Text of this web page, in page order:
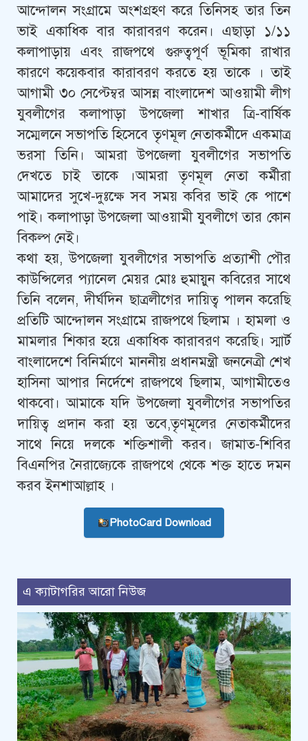
আন্দোলন সংগ্রামে অংশগ্রহণ করে তিনিসহ তার তিন
ভাই একাধিক বার কারাবরণ করেন। এছাড়া ১/১১
কলাপাড়ায় এবং রাজপথে গুরুত্বপূর্ণ ভূমিকা রাখার
কারণে কয়েকবার কারাবরণ করতে হয় তাকে । তাই
আগামী ৩০ সেপ্টেম্বর আসন্ন বাংলাদেশ আওয়ামী লীগ
যুবলীগের কলাপাড়া উপজেলা শাখার ত্রি-বার্ষিক
সম্মেলনে সভাপতি হিসেবে তৃণমূল নেতাকর্মীদে একমাত্র
ভরসা তিনি। আমরা উপজেলা যুবলীগের সভাপতি
দেখতে চাই তাকে ।আমরা তৃণমূল নেতা কর্মীরা
আমাদের সুখে-দুঃক্ষে সব সময় কবির ভাই কে পাশে
পাই। কলাপাড়া উপজেলা আওয়ামী যুবলীগে তার কোন
বিকল্প নেই।
কথা হয়, উপজেলা যুবলীগের সভাপতি প্রত্যাশী পৌর
কাউন্সিলের প্যানেল মেয়র মোঃ হুমায়ুন কবিরের সাথে
তিনি বলেন, দীর্ঘদিন ছাত্রলীগের দায়িত্ব পালন করেছি
প্রতিটি আন্দোলন সংগ্রামে রাজপথে ছিলাম ‌। হামলা ও
মামলার শিকার হয়ে একাধিক কারাবরণ করেছি। স্মার্ট
বাংলাদেশে বিনির্মাণে মাননীয় প্রধানমন্ত্রী জননেত্রী শেখ
হাসিনা আপার নির্দেশে রাজপথে ছিলাম, আগামীতেও
থাকবো। আমাকে যদি উপজেলা যুবলীগের সভাপতির
দায়িত্ব প্রদান করা হয় তবে,তৃণমূলের নেতাকর্মীদের
সাথে নিয়ে দলকে শক্তিশালী করব। জামাত-শিবির
বিএনপির নৈরাজ্যেকে রাজপথে থেকে শক্ত হাতে দমন
করব ইনশাআল্লাহ ।
PhotoCard Download
এ ক্যাটাগরির আরো নিউজ